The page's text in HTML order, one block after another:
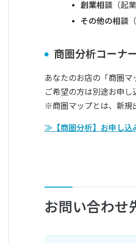
創業相談 （起
その他の相談
商圏分析コーナ
あなたのお店の「商圏マ
ご希望の方は別途お申
※商圏マップとは、新規
≫【商圏分析】お申し込
お問い合わせ